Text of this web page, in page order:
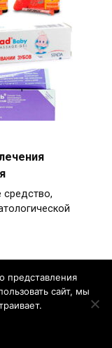
средство,
представления
сайт, мы